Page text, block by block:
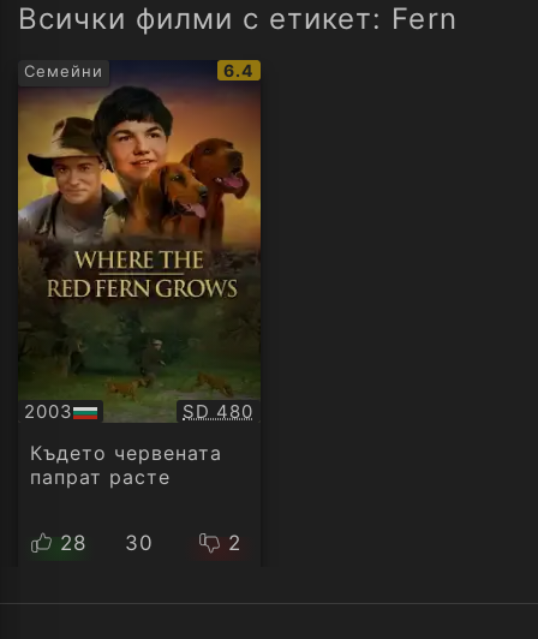
Всички филми с етикет: Fern
Семейни
IMDb
рейтинг:
6.4
2003
БГ
аудио
Качество:
SD 480
Където червената
папрат расте
28 30 2